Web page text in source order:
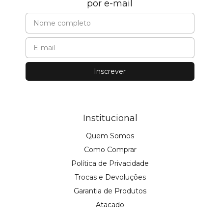
por e-mail
Institucional
Quem Somos
Como Comprar
Política de Privacidade
Trocas e Devoluções
Garantia de Produtos
Atacado